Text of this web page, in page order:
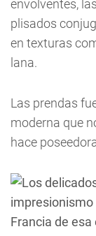
envolventes,
plisados
en texturas
lana.
Las prendas
moderna que
hace